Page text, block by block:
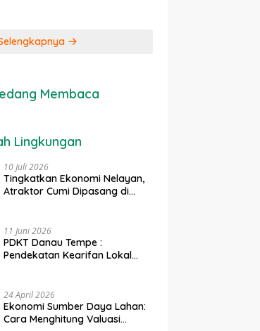
Membaca
Lingkungan
10 Juli 2026
Tingkatkan Ekonomi Nelayan,
Atraktor Cumi Dipasang di
11 Juni 2026
PDKT Danau Tempe :
Pendekatan Kearifan Lokal
24 April 2026
Ekonomi Sumber Daya Lahan:
Cara Menghitung Valuasi